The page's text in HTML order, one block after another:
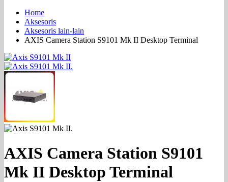
Home
Aksesoris
Aksesoris lain-lain
AXIS Camera Station S9101 Mk II Desktop Terminal
AXIS Camera Station S9101
Mk II Desktop Terminal